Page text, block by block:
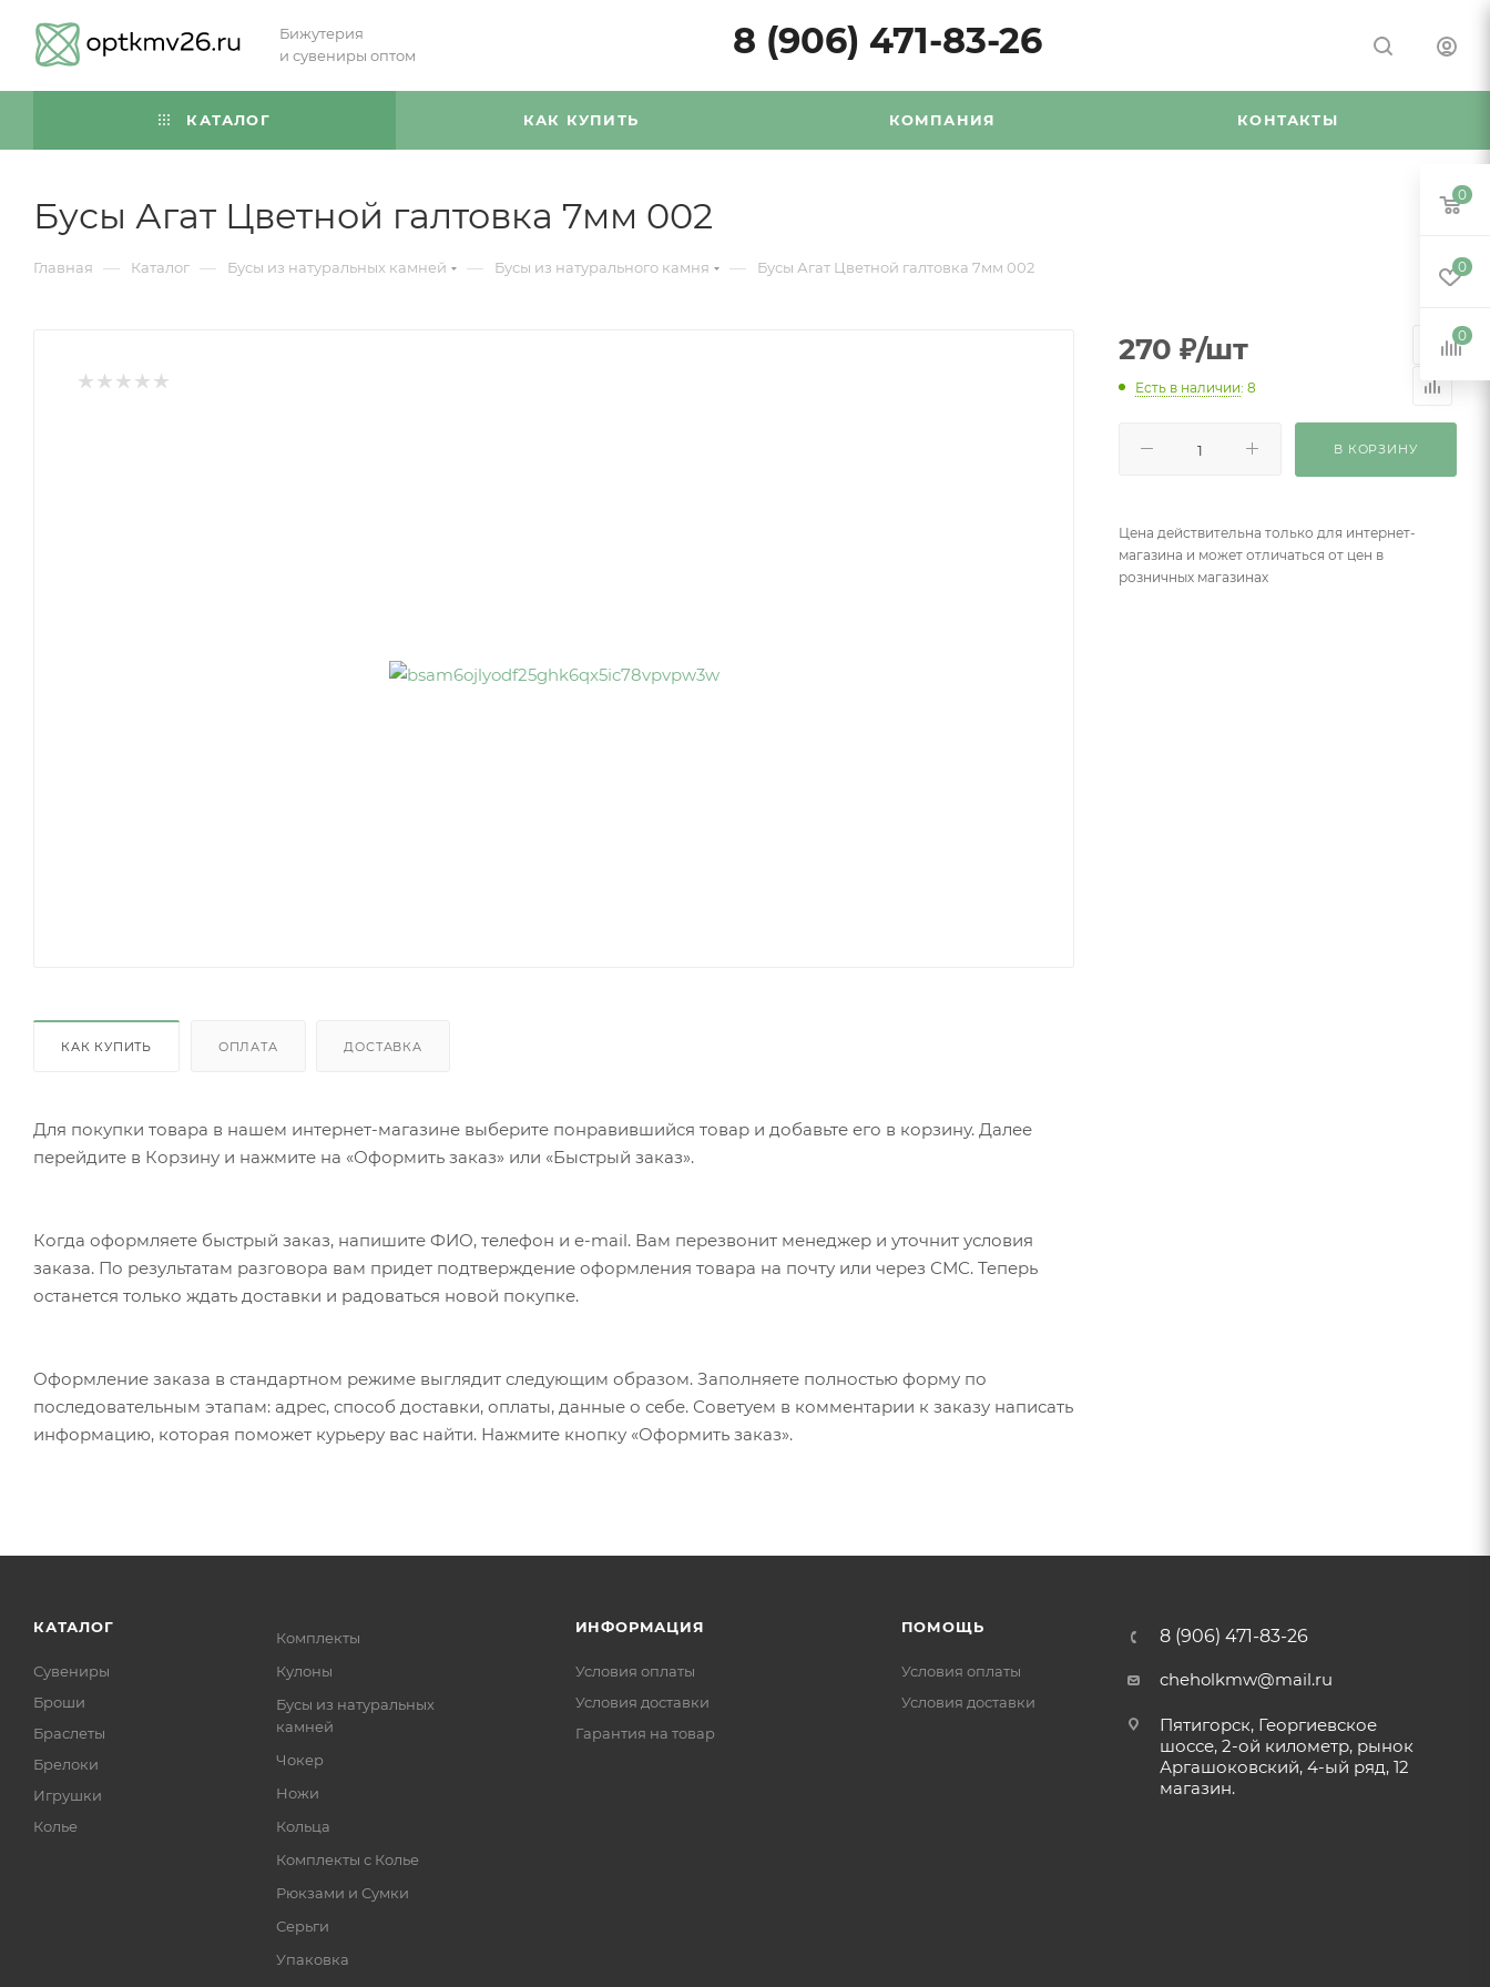
Бижутерия
и сувениры оптом
8 (906) 471-83-26
КАТАЛОГ КАК КУПИТЬ КОМПАНИЯ КОНТАКТЫ
Бусы Агат Цветной галтовка 7мм 002
Главная — Каталог — Бусы из натуральных камней — Бусы из натурального камня — Бусы Агат Цветной галтовка 7мм 002
КАК КУПИТЬ ОПЛАТА ДОСТАВКА
Для покупки товара в нашем интернет-магазине выберите понравившийся товар и добавьте его в корзину. Далее
перейдите в Корзину и нажмите на «Оформить заказ» или «Быстрый заказ».
Когда оформляете быстрый заказ, напишите ФИО, телефон и e-mail. Вам перезвонит менеджер и уточнит условия
заказа. По результатам разговора вам придет подтверждение оформления товара на почту или через СМС. Теперь
останется только ждать доставки и радоваться новой покупке.
Оформление заказа в стандартном режиме выглядит следующим образом. Заполняете полностью форму по
последовательным этапам: адрес, способ доставки, оплаты, данные о себе. Советуем в комментарии к заказу написать
информацию, которая поможет курьеру вас найти. Нажмите кнопку «Оформить заказ».
270 ₽/шт
Есть в наличии: 8
В КОРЗИНУ
Цена действительна только для интернет-
магазина и может отличаться от цен в
розничных магазинах
КАТАЛОГ
Сувениры
Броши
Браслеты
Брелоки
Игрушки
Колье
Комплекты
Кулоны
Бусы из натуральных
камней
Чокер
Ножи
Кольца
Комплекты с Колье
Рюкзами и Сумки
Серьги
Упаковка
ИНФОРМАЦИЯ
Условия оплаты
Условия доставки
Гарантия на товар
ПОМОЩЬ
Условия оплаты
Условия доставки
8 (906) 471-83-26
cheholkmw@mail.ru
Пятигорск, Георгиевское
шоссе, 2-ой километр, рынок
Аргашоковский, 4-ый ряд, 12
магазин.
0
0
0